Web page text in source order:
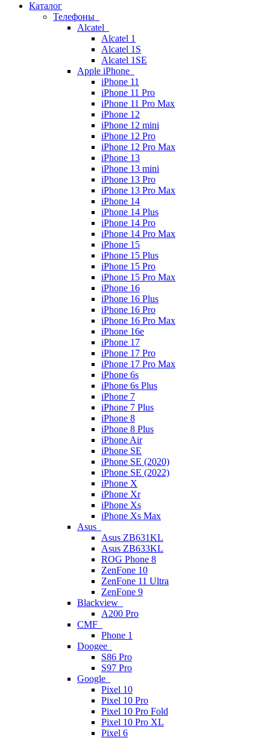
Каталог
Телефоны
Alcatel
Alcatel 1
Alcatel 1S
Alcatel 1SE
Apple iPhone
iPhone 11
iPhone 11 Pro
iPhone 11 Pro Max
iPhone 12
iPhone 12 mini
iPhone 12 Pro
iPhone 12 Pro Max
iPhone 13
iPhone 13 mini
iPhone 13 Pro
iPhone 13 Pro Max
iPhone 14
iPhone 14 Plus
iPhone 14 Pro
iPhone 14 Pro Max
iPhone 15
iPhone 15 Plus
iPhone 15 Pro
iPhone 15 Pro Max
iPhone 16
iPhone 16 Plus
iPhone 16 Pro
iPhone 16 Pro Max
iPhone 16e
iPhone 17
iPhone 17 Pro
iPhone 17 Pro Max
iPhone 6s
iPhone 6s Plus
iPhone 7
iPhone 7 Plus
iPhone 8
iPhone 8 Plus
iPhone Air
iPhone SE
iPhone SE (2020)
iPhone SE (2022)
iPhone X
iPhone Xr
iPhone Xs
iPhone Xs Max
Asus
Asus ZB631KL
Asus ZB633KL
ROG Phone 8
ZenFone 10
ZenFone 11 Ultra
ZenFone 9
Blackview
A200 Pro
CMF
Phone 1
Doogee
S86 Pro
S97 Pro
Google
Pixel 10
Pixel 10 Pro
Pixel 10 Pro Fold
Pixel 10 Pro XL
Pixel 6